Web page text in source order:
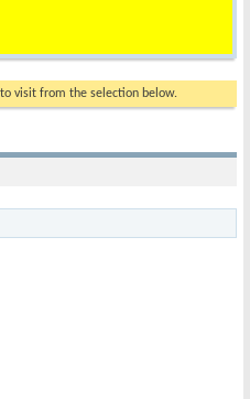
visit from the selection below.